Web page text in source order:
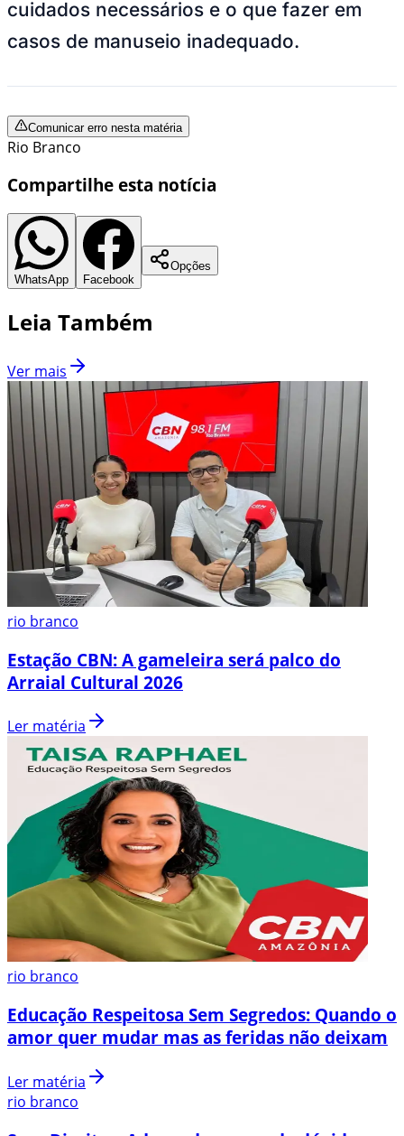
cuidados necessários e o que fazer em
casos de manuseio inadequado.
Comunicar erro nesta matéria
Rio Branco
Compartilhe esta notícia
WhatsApp Facebook
Opções
Leia Também
Ver mais
rio branco
Estação CBN: A gameleira será palco do
Arraial Cultural 2026
Ler matéria
rio branco
Educação Respeitosa Sem Segredos: Quando o
amor quer mudar mas as feridas não deixam
Ler matéria
rio branco